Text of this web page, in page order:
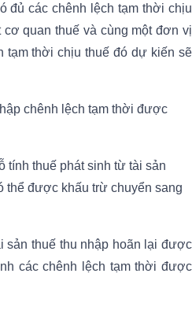
đủ các chênh lệch tạm thời chịu
quan thuế và cùng một đơn vị
tạm thời chịu thuế đó dự kiến sẽ
chênh lệch tạm thời được
tính thuế phát sinh từ tài sản
thể được khấu trừ chuyển sang
sản thuế thu nhập hoãn lại được
các chênh lệch tạm thời được